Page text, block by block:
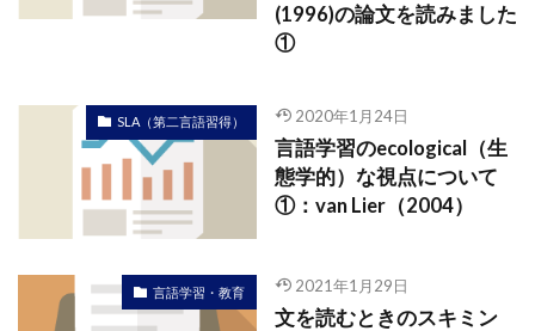
(1996)の論文を読みました
①
SLA（第二言語習得） 2020年1月24日
言語学習のecological（生
態学的）な視点について
①：van Lier（2004）
言語学習・教育 2021年1月29日
文を読むときのスキミン